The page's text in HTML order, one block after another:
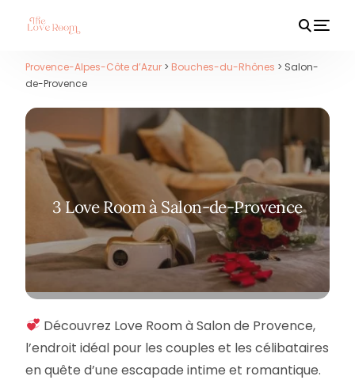
Provence-Alpes-Côte d’Azur > Bouches-du-Rhônes > Salon-
de-Provence
3 Love Room à Salon-de-Provence
Découvrez Love Room à Salon de Provence,
l’endroit idéal pour les couples et les célibataires
en quête d’une escapade intime et romantique.
HOT